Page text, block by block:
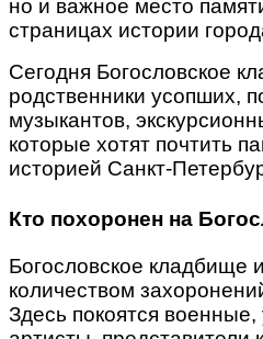
но и важное место
страницах истории
Сегодня Богословское
родственники усопших,
музыкантов,
которые хотят почтить
историей Санкт-
Кто похоронен на
Богословское кладбище
количеством
Здесь покоятся